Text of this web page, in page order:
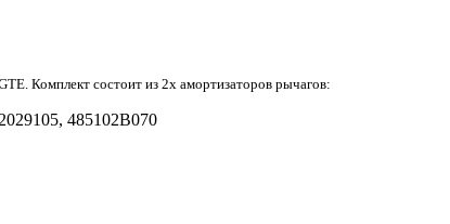
Комплект состоит из 2х амортизаторов рычагов:
, 485102B070